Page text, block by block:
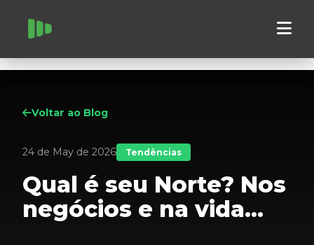
Voltar ao Blog
24 de May de 2026 Tendências
Qual é seu Norte? Nos
negócios e na vida...